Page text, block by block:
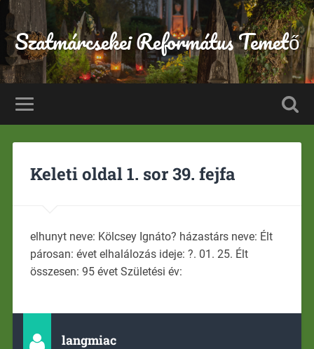
Szatmárcsekei Református Temető
Keleti oldal 1. sor 39. fejfa
elhunyt neve: Kölcsey Ignáto? házastárs neve: Élt
párosan: évet elhalálozás ideje: ?. 01. 25. Élt
összesen: 95 évet Születési év:
langmiac